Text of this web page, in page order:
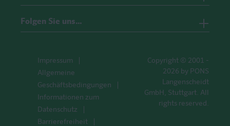
Folgen Sie uns…
Impressum
Allgemeine
Geschäftsbedingungen
Informationen zum
Datenschutz
Barrierefreiheit
Copyright © 2001 -
2026 by PONS
Langenscheidt
GmbH, Stuttgart. All
rights reserved.